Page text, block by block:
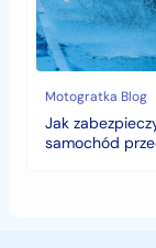
jesiennymi
chłodami
i
deszczem?
Motogratka Blog
Jak
samochód